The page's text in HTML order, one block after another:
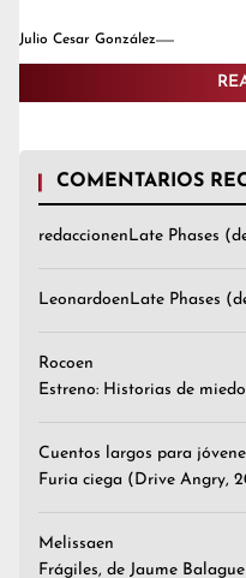
Julio Cesar González
COMENTARIOS
redaccionenLate Phases
LeonardoenLate Phases
Rocoen
Estreno: Historias de
Cuentos largos para
Furia ciega (Drive Angry,
Melissaen
Frágiles, de Jaume